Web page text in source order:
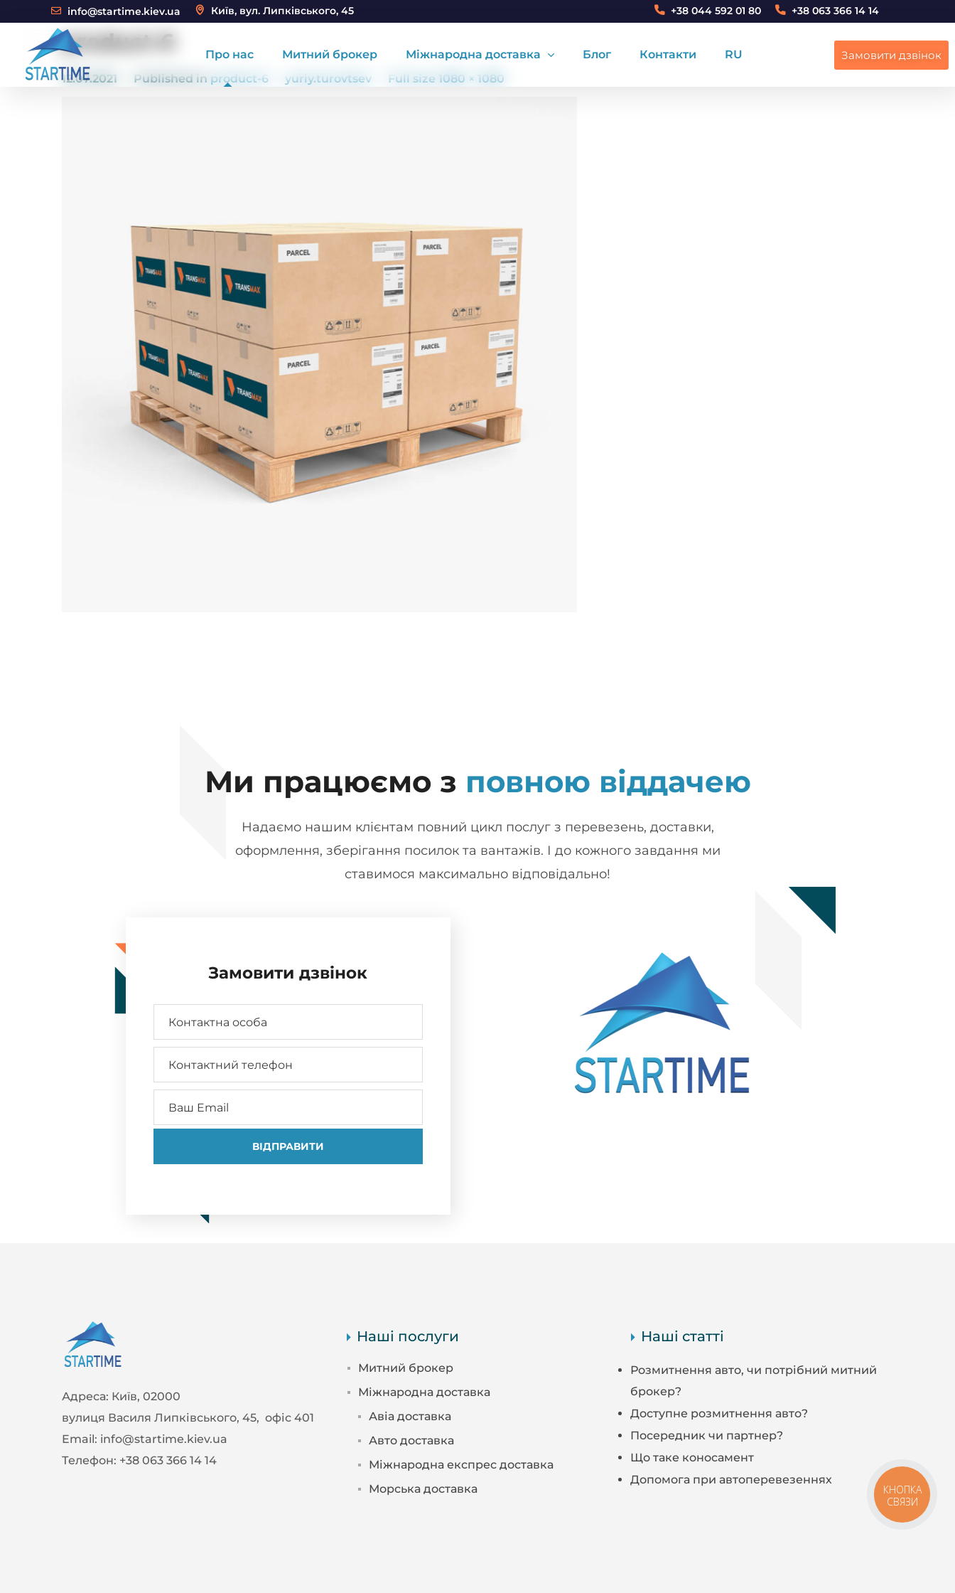
info@startime.kiev.ua Київ, вул. Липківського, 45 +38 044 592 01 80 +38 063 366 14 14
Про нас Митний брокер Міжнародна доставка Блог Контакти RU Замовити дзвінок
product-6
12.07.2021 Published in product-6 yuriy.turovtsev Full size 1080 × 1080
Ми працюємо з повною віддачею
Надаємо нашим клієнтам повний цикл послуг з перевезень, доставки,
оформлення, зберігання посилок та вантажів. І до кожного завдання ми
ставимося максимально відповідально!
Замовити дзвінок
Адреса: Київ, 02000
вулиця Василя Липківського, 45, офіс 401
Email: info@startime.kiev.ua
Телефон: +38 063 366 14 14
Наші послуги
Митний брокер
Міжнародна доставка
Авіа доставка
Авто доставка
Міжнародна експрес доставка
Морська доставка
Наші статті
Розмитнення авто, чи потрібний митний
брокер?
Доступне розмитнення авто?
Посередник чи партнер?
Що таке коносамент
Допомога при автоперевезеннях
КНОПКА
СВЯЗИ